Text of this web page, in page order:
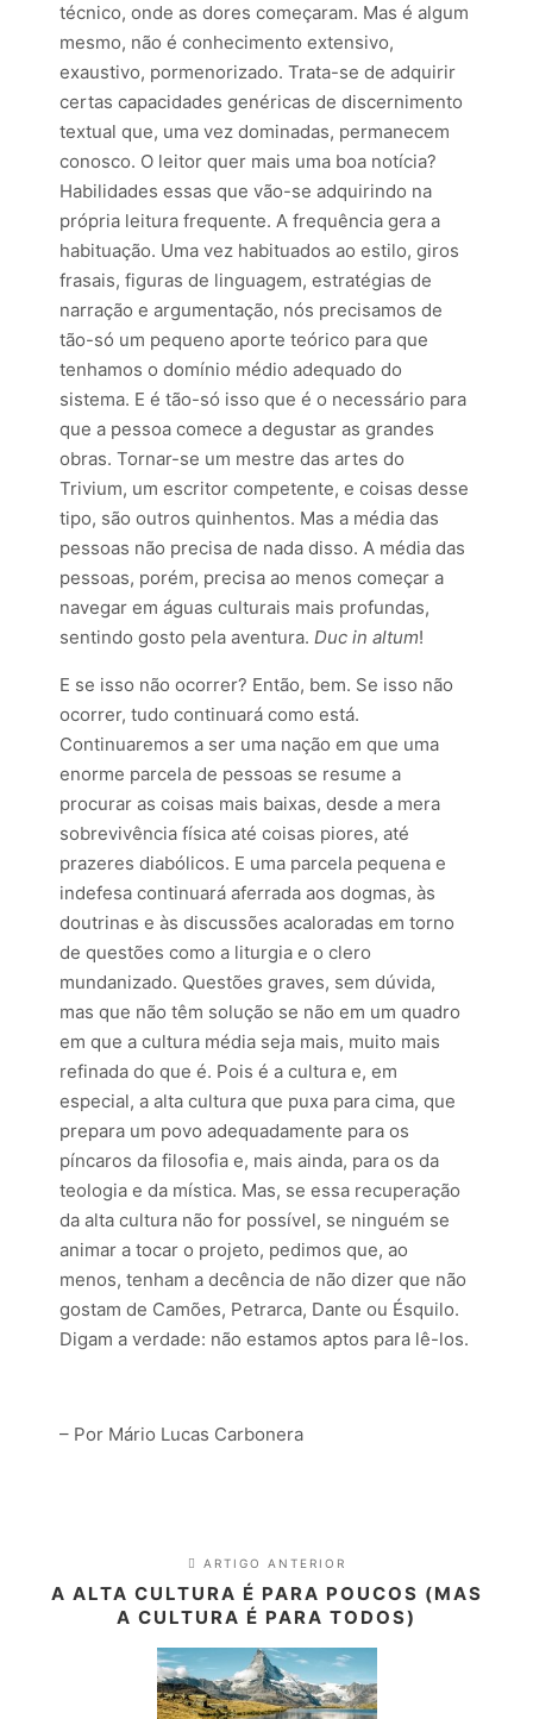
técnico, onde as dores começaram. Mas é algum
mesmo, não é conhecimento extensivo,
exaustivo, pormenorizado. Trata-se de adquirir
certas capacidades genéricas de discernimento
textual que, uma vez dominadas, permanecem
conosco. O leitor quer mais uma boa notícia?
Habilidades essas que vão-se adquirindo na
própria leitura frequente. A frequência gera a
habituação. Uma vez habituados ao estilo, giros
frasais, figuras de linguagem, estratégias de
narração e argumentação, nós precisamos de
tão-só um pequeno aporte teórico para que
tenhamos o domínio médio adequado do
sistema. E é tão-só isso que é o necessário para
que a pessoa comece a degustar as grandes
obras. Tornar-se um mestre das artes do
Trivium, um escritor competente, e coisas desse
tipo, são outros quinhentos. Mas a média das
pessoas não precisa de nada disso. A média das
pessoas, porém, precisa ao menos começar a
navegar em águas culturais mais profundas,
sentindo gosto pela aventura. Duc in altum!
E se isso não ocorrer? Então, bem. Se isso não
ocorrer, tudo continuará como está.
Continuaremos a ser uma nação em que uma
enorme parcela de pessoas se resume a
procurar as coisas mais baixas, desde a mera
sobrevivência física até coisas piores, até
prazeres diabólicos. E uma parcela pequena e
indefesa continuará aferrada aos dogmas, às
doutrinas e às discussões acaloradas em torno
de questões como a liturgia e o clero
mundanizado. Questões graves, sem dúvida,
mas que não têm solução se não em um quadro
em que a cultura média seja mais, muito mais
refinada do que é. Pois é a cultura e, em
especial, a alta cultura que puxa para cima, que
prepara um povo adequadamente para os
píncaros da filosofia e, mais ainda, para os da
teologia e da mística. Mas, se essa recuperação
da alta cultura não for possível, se ninguém se
animar a tocar o projeto, pedimos que, ao
menos, tenham a decência de não dizer que não
gostam de Camões, Petrarca, Dante ou Ésquilo.
Digam a verdade: não estamos aptos para lê-los.
– Por Mário Lucas Carbonera
ARTIGO ANTERIOR
A ALTA CULTURA É PARA POUCOS (MAS
A CULTURA É PARA TODOS)